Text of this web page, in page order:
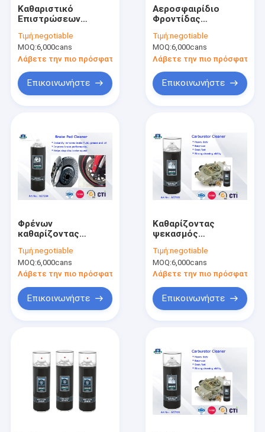
Καθαριστικό
Επιστρώσεων
Αυτοκινήτων
Τιμή:negotiable
MOQ:6,000cans
Λάβετε την πιο πρόσφατη τιμή
Επικοινωνήστε
Αεροσφαιρίδιο
Φροντίδας
Απολιπαντής
Αυτοκινήτου
Τιμή:negotiable
MOQ:6,000cans
Λάβετε την πιο πρόσφατη
Επικοινωνήστε
Φρένων
καθαρίζοντας
αυτοκινήτων
μαξιλαριών
καθαρότερος
Τιμή:negotiable
MOQ:6,000cans
Λάβετε την πιο πρόσφατη τιμή
Επικοινωνήστε
Καθαρίζοντας
ψεκασμός
ψεκασμού
εξαερωτήρων
καθαρότερος
Τιμή:negotiable
MOQ:6,000cans
Λάβετε την πιο πρόσφατη
Επικοινωνήστε